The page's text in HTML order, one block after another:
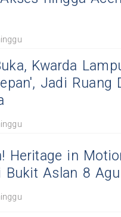
Kwarda
Jadi Ruang
Heritage in
Bukit Aslan 8